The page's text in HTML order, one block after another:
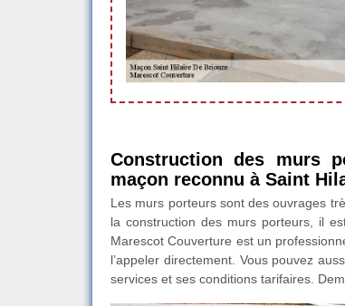
Construction des murs
maçon reconnu à Saint
Les murs porteurs sont des ouvrages
la construction des murs porteurs, il
Marescot Couverture est un
l’appeler directement. Vous pouvez
services et ses conditions tarifaires.